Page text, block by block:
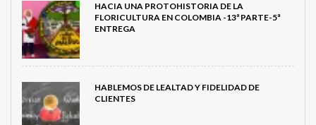
HACIA UNA PROTOHISTORIA DE LA
FLORICULTURA EN COLOMBIA -13ª PARTE-5ª
ENTREGA
HABLEMOS DE LEALTAD Y FIDELIDAD DE
CLIENTES